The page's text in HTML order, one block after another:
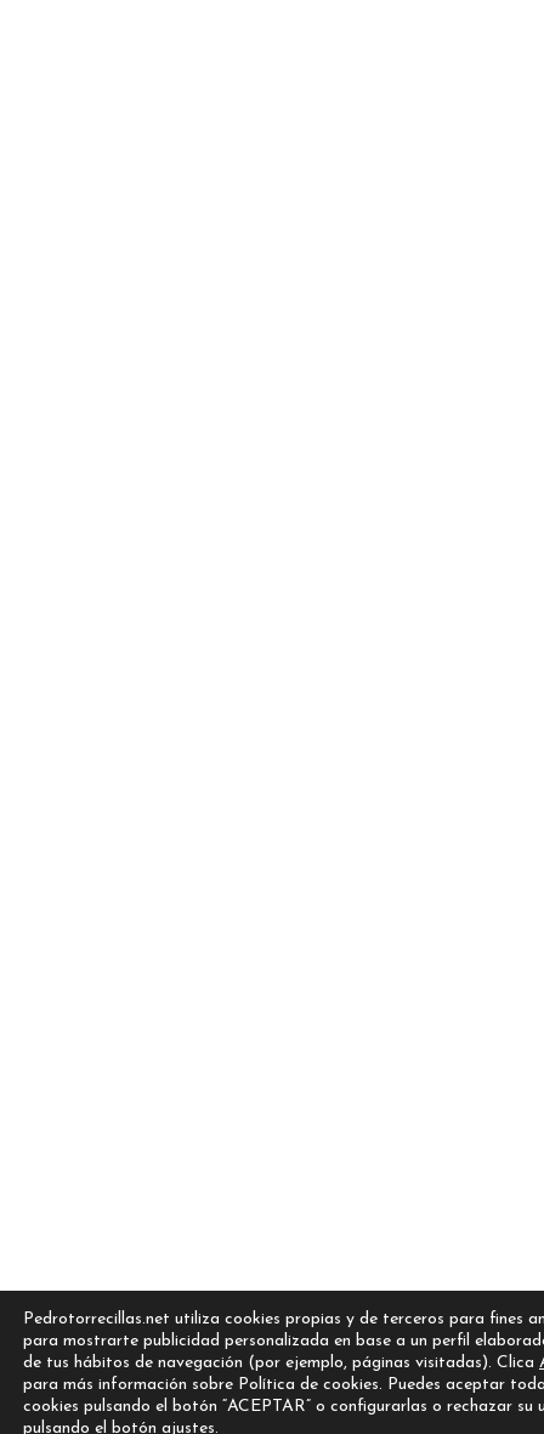
Pedrotorrecillas.net utiliza cookies propias y de terceros para fines
para mostrarte publicidad personalizada en base a un perfil
de tus hábitos de navegación (por ejemplo, páginas visitadas). Clica
para más información sobre Política de cookies. Puedes aceptar
cookies pulsando el botón “ACEPTAR” o configurarlas o rechazar su
pulsando el botón ajustes.